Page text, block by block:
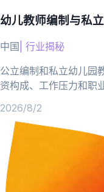
幼儿教师编制与私
中国 行业揭秘
公立编制和私立幼儿园
资构成、工作压力和职
2026/8/2